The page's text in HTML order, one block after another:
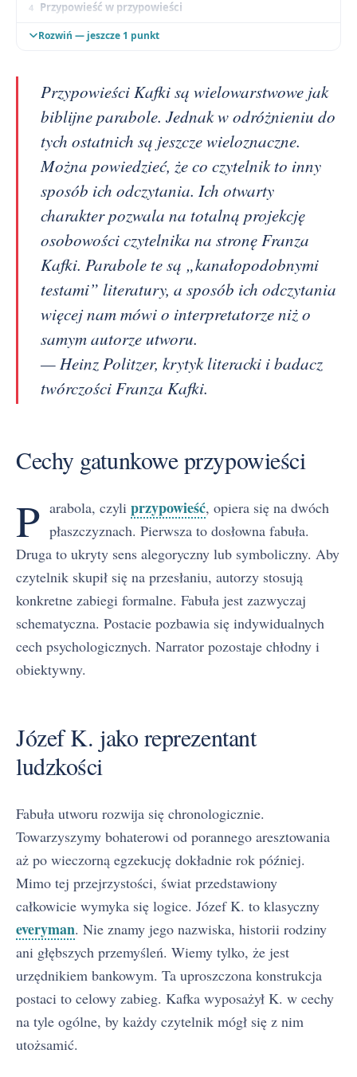
Przypowieść w przypowieści
Ponadczasowość dzieła
Rozwiń — jeszcze 1 punkt
Przypowieści Kafki są wielowarstwowe jak
biblijne parabole. Jednak w odróżnieniu do
tych ostatnich są jeszcze wieloznaczne.
Można powiedzieć, że co czytelnik to inny
sposób ich odczytania. Ich otwarty
charakter pozwala na totalną projekcję
osobowości czytelnika na stronę Franza
Kafki. Parabole te są „kanałopodobnymi
testami” literatury, a sposób ich odczytania
więcej nam mówi o interpretatorze niż o
samym autorze utworu.
— Heinz Politzer, krytyk literacki i badacz
twórczości Franza Kafki.
Cechy gatunkowe przypowieści
P arabola, czyli przypowieść, opiera się na dwóch
płaszczyznach. Pierwsza to dosłowna fabuła.
Druga to ukryty sens alegoryczny lub symboliczny. Aby
czytelnik skupił się na przesłaniu, autorzy stosują
konkretne zabiegi formalne. Fabuła jest zazwyczaj
schematyczna. Postacie pozbawia się indywidualnych
cech psychologicznych. Narrator pozostaje chłodny i
obiektywny.
Józef K. jako reprezentant
ludzkości
Fabuła utworu rozwija się chronologicznie.
Towarzyszymy bohaterowi od porannego aresztowania
aż po wieczorną egzekucję dokładnie rok później.
Mimo tej przejrzystości, świat przedstawiony
całkowicie wymyka się logice. Józef K. to klasyczny
everyman. Nie znamy jego nazwiska, historii rodziny
ani głębszych przemyśleń. Wiemy tylko, że jest
urzędnikiem bankowym. Ta uproszczona konstrukcja
postaci to celowy zabieg. Kafka wyposażył K. w cechy
na tyle ogólne, by każdy czytelnik mógł się z nim
utożsamić.